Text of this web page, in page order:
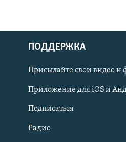
Українською
Qırımtatar
ПРИСОЕДИНЯЙТЕСЬ!
ПОДДЕРЖКА
Присылайте свои видео и
Приложение для iOS и
Подписаться
Радио